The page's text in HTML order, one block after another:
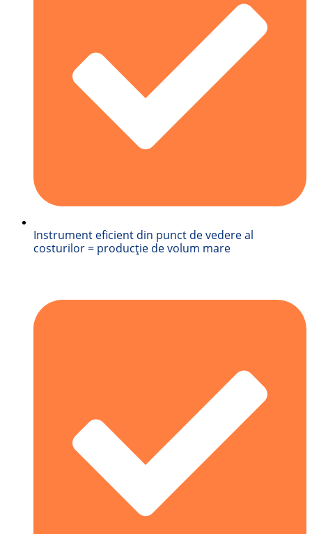
Instrument eficient din punct de vedere al
costurilor = producție de volum mare